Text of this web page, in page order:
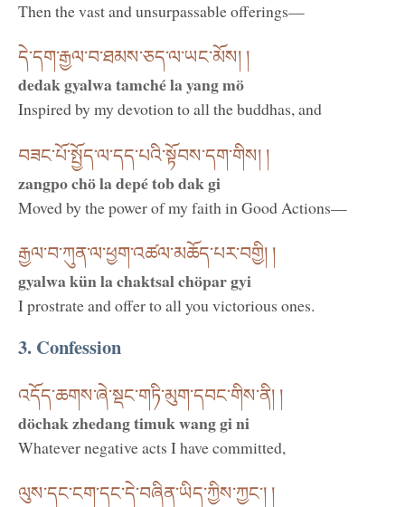
Then the vast and unsurpassable offerings—
དེ་དག་རྒྱལ་བ་ཐམས་ཅད་ལ་ཡང་མོས། །
dedak gyalwa tamché la yang mö
Inspired by my devotion to all the buddhas, and
བཟང་པོ་སྤྱོད་ལ་དད་པའི་སྟོབས་དག་གིས། །
zangpo chö la depé tob dak gi
Moved by the power of my faith in Good Actions—
རྒྱལ་བ་ཀུན་ལ་ཕྱག་འཚལ་མཆོད་པར་བགྱི། །
gyalwa kün la chaktsal chöpar gyi
I prostrate and offer to all you victorious ones.
3. Confession
འདོད་ཆགས་ཞེ་སྡང་གཏི་མུག་དབང་གིས་ནི། །
döchak zhedang timuk wang gi ni
Whatever negative acts I have committed,
ལུས་དང་ངག་དང་དེ་བཞིན་ཡིད་ཀྱིས་ཀྱང་། །